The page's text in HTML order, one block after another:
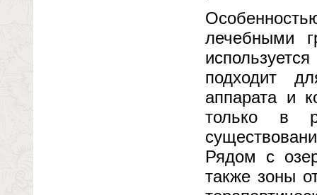
лечебными
подходит
аппарата и
только в
Рядом с
также зоны